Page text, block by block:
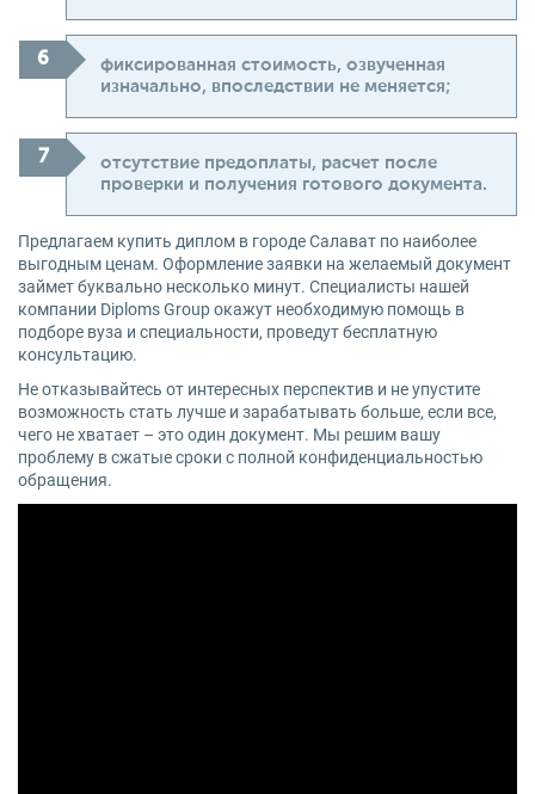
фиксированная стоимость, озвученная
изначально, впоследствии не меняется;
отсутствие предоплаты, расчет после
проверки и получения готового документа.
Предлагаем купить диплом в городе Салават по наиболее
выгодным ценам. Оформление заявки на желаемый документ
займет буквально несколько минут. Специалисты нашей
компании Diploms Group окажут необходимую помощь в
подборе вуза и специальности, проведут бесплатную
консультацию.
Не отказывайтесь от интересных перспектив и не упустите
возможность стать лучше и зарабатывать больше, если все,
чего не хватает – это один документ. Мы решим вашу
проблему в сжатые сроки с полной конфиденциальностью
обращения.